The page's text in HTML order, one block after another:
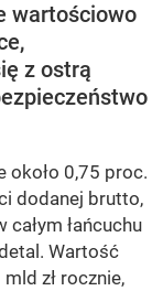
wartościowo
z ostrą
około 0,75 proc.
dodanej brutto,
łańcuchu
Wartość
zł rocznie,